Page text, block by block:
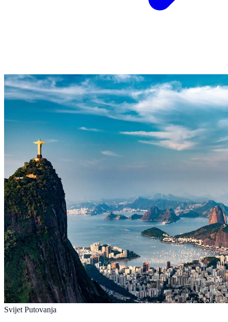
Svijet Putovanja